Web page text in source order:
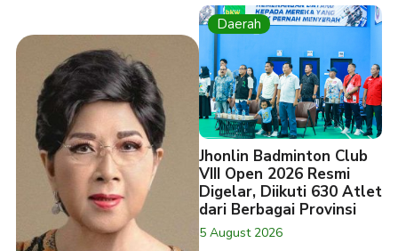
Daerah
Jhonlin Badminton Club
VIII Open 2026 Resmi
Digelar, Diikuti 630 Atlet
dari Berbagai Provinsi
5 August 2026